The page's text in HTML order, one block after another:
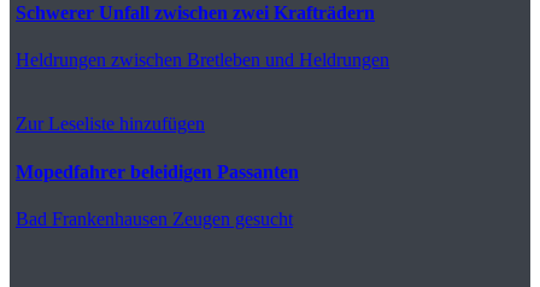
Schwerer Unfall zwischen zwei Krafträdern
Heldrungen zwischen Bretleben und Heldrungen
Zur Leseliste hinzufügen
Mopedfahrer beleidigen Passanten
Bad Frankenhausen Zeugen gesucht